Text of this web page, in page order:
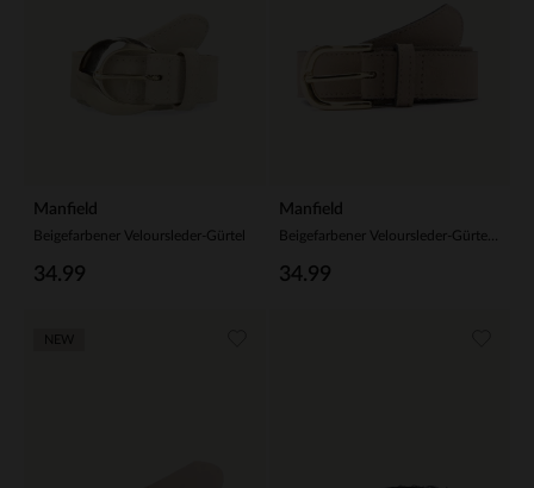
Manfield
Beigefarbener Veloursleder-Gürtel
34.99
Manfield
34.99